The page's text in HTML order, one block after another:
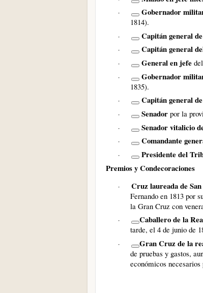
· Gobernador
1814).
· Capitán general
· Capitán general
· General en jefe
· Gobernador
1835).
· Capitán general
· Senador por la
· Senador vitalicio
· Comandante
· Presidentedel
Premios y Condecoraciones
· Cruz laureada de
Fernando en 1813 por
la Gran Cruz con
· Caballero de la
tarde, el 4 de junio de
· Gran Cruz de la
de pruebas y gastos,
económicos